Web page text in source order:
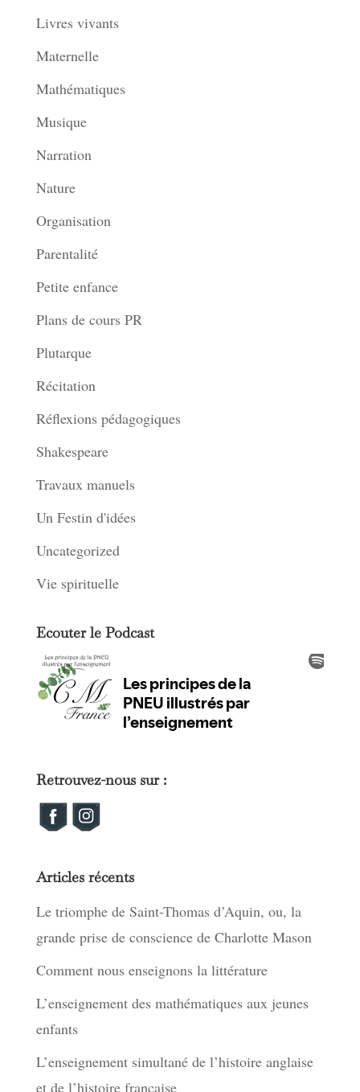
Livres vivants
Maternelle
Mathématiques
Musique
Narration
Nature
Organisation
Parentalité
Petite enfance
Plans de cours PR
Plutarque
Récitation
Réflexions pédagogiques
Shakespeare
Travaux manuels
Un Festin d'idées
Uncategorized
Vie spirituelle
Ecouter le Podcast
Retrouvez-nous sur :
Articles récents
Le triomphe de Saint-Thomas d’Aquin, ou, la
grande prise de conscience de Charlotte Mason
Comment nous enseignons la littérature
L’enseignement des mathématiques aux jeunes
enfants
L’enseignement simultané de l’histoire anglaise
et de l’histoire française